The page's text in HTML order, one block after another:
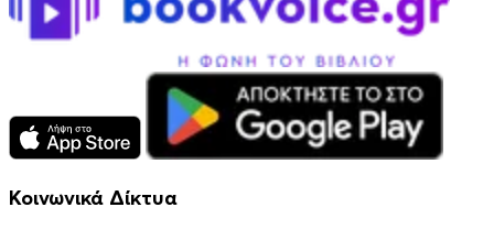
Κοινωνικά Δίκτυα